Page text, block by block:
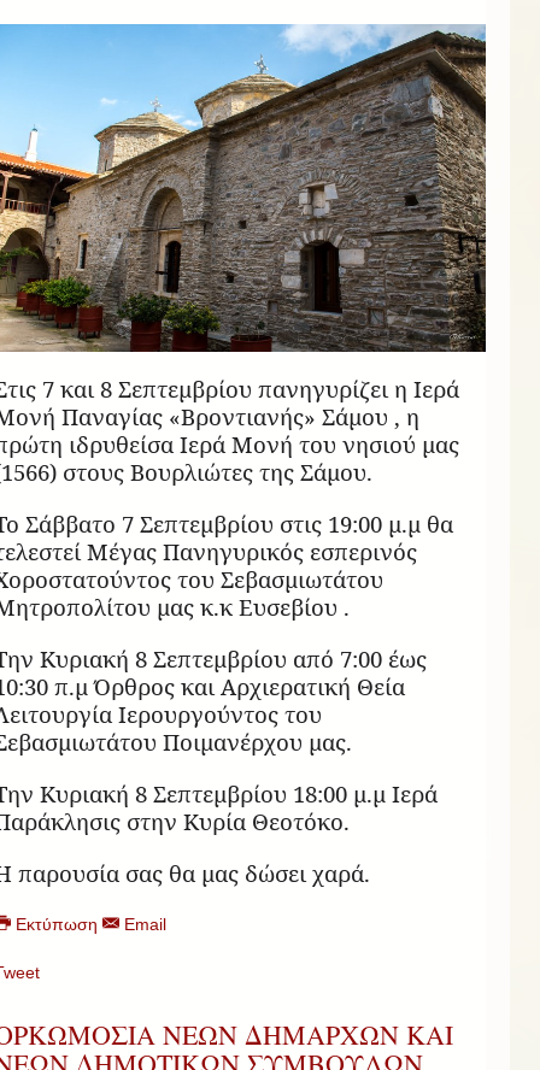
7 και 8 Σεπτεμβρίου πανηγυρίζει η Ιερά
Παναγίας «Βροντιανής» Σάμου , η
ιδρυθείσα Ιερά Μονή του νησιού μας
στους Βουρλιώτες της Σάμου.
Σάββατο 7 Σεπτεμβρίου στις 19:00 μ.μ θα
Μέγας Πανηγυρικός εσπερινός
του Σεβασμιωτάτου
μας κ.κ Ευσεβίου .
Κυριακή 8 Σεπτεμβρίου από 7:00 έως
π.μ Όρθρος και Αρχιερατική Θεία
Ιερουργούντος του
Ποιμανέρχου μας.
Κυριακή 8 Σεπτεμβρίου 18:00 μ.μ Ιερά
στην Κυρία Θεοτόκο.
παρουσία σας θα μας δώσει χαρά.
Εκτύπωση Email
ΝΕΩΝ ΔΗΜΑΡΧΩΝ ΚΑΙ